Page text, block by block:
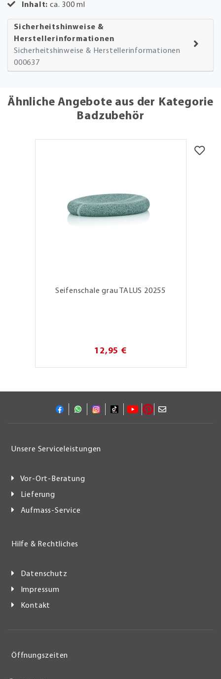
Inhalt:ca. 300 ml
Sicherheitshinweise &
Herstellerinformationen
Sicherheitshinweise & Herstellerinformationen
000637
Ähnliche Angebote aus der Kategorie
Badzubehör
Seifenschale grau TALUS 20255
12,95 €
Unsere Serviceleistungen
Vor-Ort-Beratung
Lieferung
Aufmass-Service
Hilfe & Rechtliches
Datenschutz
Impressum
Kontakt
Öffnungszeiten